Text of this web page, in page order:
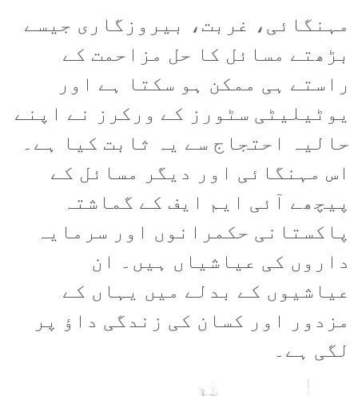
مہنگائی، غربت، بیروزگاری جیسے
بڑھتے مسائل کا حل مزاحمت کے
راستے ہی ممکن ہو سکتا ہے اور
یوٹیلیٹی سٹورز کے ورکرز نے اپنے
حالیہ احتجاج سے یہ ثابت کیا ہے۔
اس مہنگائی اور دیگر مسائل کے
پیچھے آئی ایم ایف کے گماشتہ
پاکستانی حکمرانوں اور سرمایہ
داروں کی عیاشیاں ہیں۔ ان
عیاشیوں کے بدلے میں یہاں کے
مزدور اور کسان کی زندگی داؤ پر
لگی ہے۔